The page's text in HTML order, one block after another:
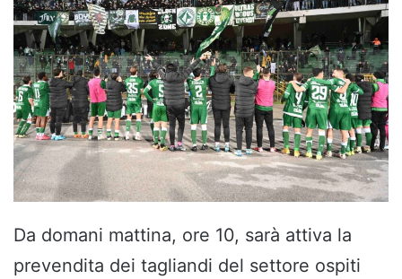
Da domani mattina, ore 10, sarà attiva la
prevendita dei tagliandi del settore ospiti